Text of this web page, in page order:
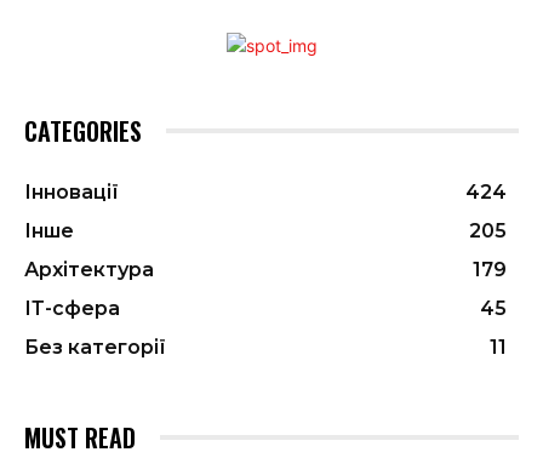
CATEGORIES
Інновації
424
Інше
205
Архітектура
179
ІТ-сфера
45
Без категорії
11
MUST READ